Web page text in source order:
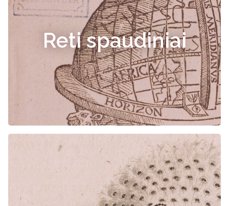
Reti spaudiniai